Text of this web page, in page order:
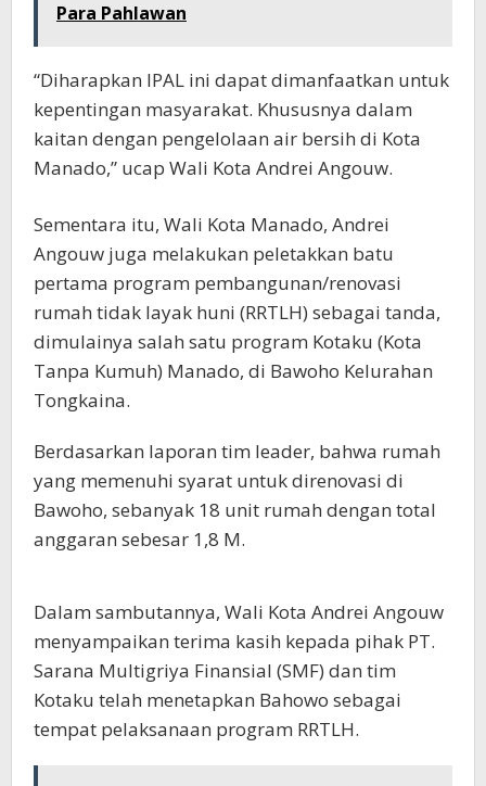
Para Pahlawan
“Diharapkan IPAL ini dapat dimanfaatkan untuk
kepentingan masyarakat. Khususnya dalam
kaitan dengan pengelolaan air bersih di Kota
Manado,” ucap Wali Kota Andrei Angouw.
Sementara itu, Wali Kota Manado, Andrei
Angouw juga melakukan peletakkan batu
pertama program pembangunan/renovasi
rumah tidak layak huni (RRTLH) sebagai tanda,
dimulainya salah satu program Kotaku (Kota
Tanpa Kumuh) Manado, di Bawoho Kelurahan
Tongkaina.
Berdasarkan laporan tim leader, bahwa rumah
yang memenuhi syarat untuk direnovasi di
Bawoho, sebanyak 18 unit rumah dengan total
anggaran sebesar 1,8 M.
Dalam sambutannya, Wali Kota Andrei Angouw
menyampaikan terima kasih kepada pihak PT.
Sarana Multigriya Finansial (SMF) dan tim
Kotaku telah menetapkan Bahowo sebagai
tempat pelaksanaan program RRTLH.